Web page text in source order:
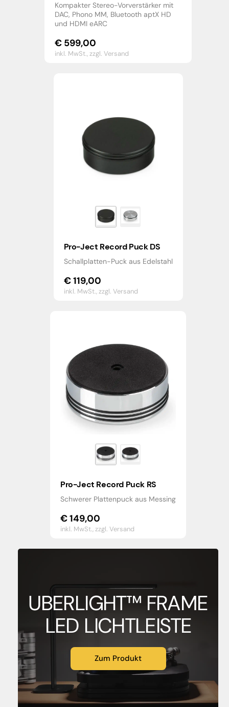
Kompakter Stereo-Vorverstärker mit
DAC, Phono MM, Bluetooth aptX HD
und HDMI eARC
€ 599,00
inkl. MwSt.,zzgl. Versand
Pro-Ject Record Puck DS
Schallplatten-Puck aus Edelstahl
€119,00
inkl. MwSt.,zzgl. Versand
Pro-Ject Record Puck RS
Schwerer Plattenpuck aus Messing
€149,00
inkl. MwSt.,zzgl. Versand
UBERLIGHT™ FRAME
LED LICHTLEISTE
Zum Produkt